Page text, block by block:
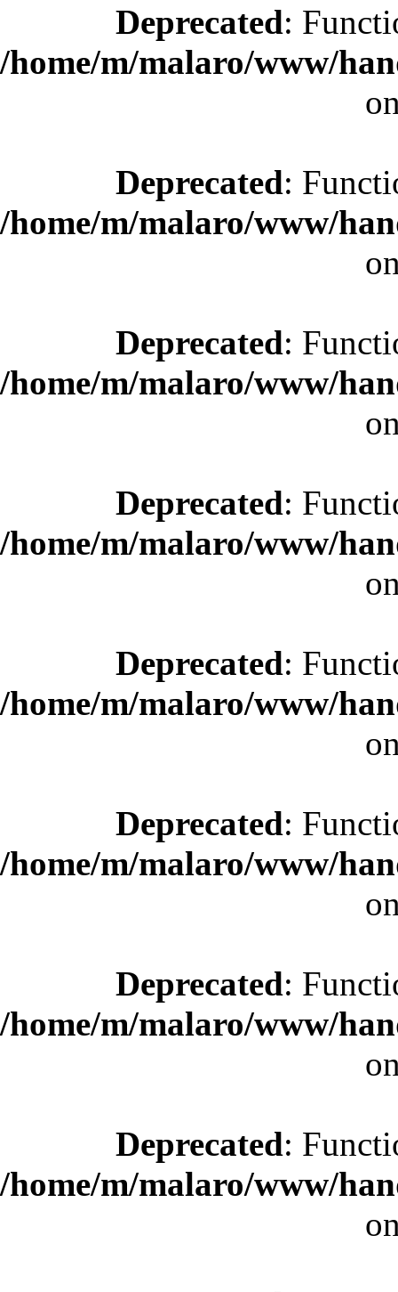
Deprecated:
/home/m/malaro/www/
Deprecated:
/home/m/malaro/www/
Deprecated:
/home/m/malaro/www/
Deprecated:
/home/m/malaro/www/
Deprecated:
/home/m/malaro/www/
Deprecated:
/home/m/malaro/www/
Deprecated:
/home/m/malaro/www/
Deprecated:
/home/m/malaro/www/